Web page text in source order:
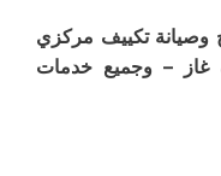
تكييف مركزي
غاز – وجميع خدمات